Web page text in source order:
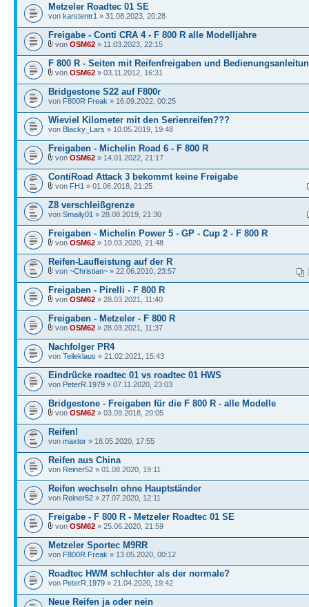
Metzeler Roadtec 01 SE
von karstentr1 » 31.08.2023, 20:28
Freigabe - Conti CRA 4 - F 800 R alle Modelljahre
von OSM62 » 11.03.2023, 22:15
F 800 R - Seiten mit Reifenfreigaben und
von OSM62 » 03.11.2012, 16:31
Bridgestone S22 auf F800r
von F800R Freak » 16.09.2022, 00:25
Wieviel Kilometer mit den Serienreifen???
von Blacky_Lars » 10.05.2019, 19:48
Freigaben - Michelin Road 6 - F 800 R
von OSM62 » 14.01.2022, 21:17
ContiRoad Attack 3 bekommt keine Freigabe
von FH1 » 01.06.2018, 21:25
Z8 verschleißgrenze
von Smaily01 » 28.08.2019, 21:30
Freigaben - Michelin Power 5 - GP - Cup 2 - F 800 R
von OSM62 » 10.03.2020, 21:48
Reifen-Laufleistung auf der R
von ~Christian~ » 22.06.2010, 23:57
Freigaben - Pirelli - F 800 R
von OSM62 » 28.03.2021, 11:40
Freigaben - Metzeler - F 800 R
von OSM62 » 28.03.2021, 11:37
Nachfolger PR4
von Teileklaus » 21.02.2021, 15:43
Eindrücke roadtec 01 vs roadtec 01 HWS
von PeterR.1979 » 07.11.2020, 23:03
Bridgestone - Freigaben für die F 800 R - alle Modelle
von OSM62 » 03.09.2018, 20:05
Reifen!
von maxtor » 18.05.2020, 17:55
Reifen aus China
von Reiner52 » 01.08.2020, 19:11
Reifen wechseln ohne Hauptständer
von Reiner52 » 27.07.2020, 12:11
Freigabe - F 800 R - Metzeler Roadtec 01 SE
von OSM62 » 25.06.2020, 21:59
Metzeler Sportec M9RR
von F800R Freak » 13.05.2020, 00:12
Roadtec HWM schlechter als der normale?
von PeterR.1979 » 21.04.2020, 19:42
Neue Reifen ja oder nein